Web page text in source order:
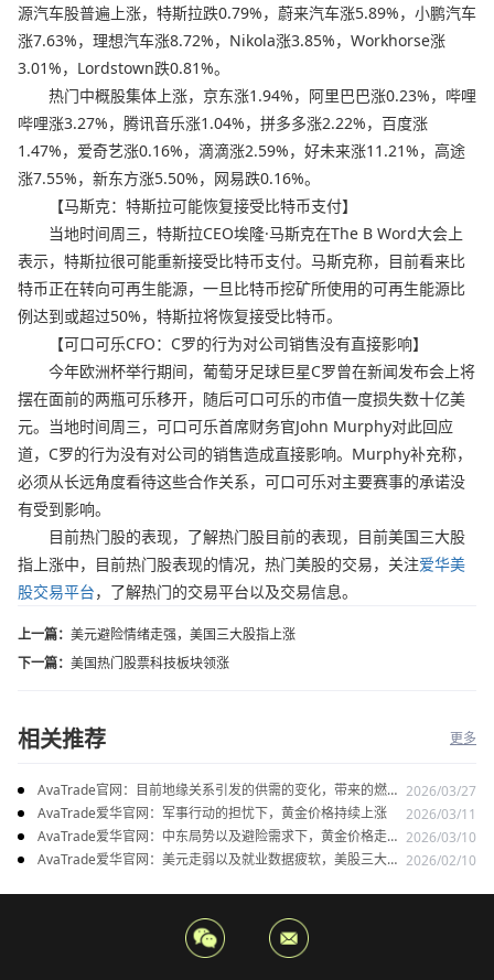
源汽车股普遍上涨，特斯拉跌0.79%，蔚来汽车涨5.89%，小鹏汽车
涨7.63%，理想汽车涨8.72%，Nikola涨3.85%，Workhorse涨
3.01%，Lordstown跌0.81%。
热门中概股集体上涨，京东涨1.94%，阿里巴巴涨0.23%，哔哩
哔哩涨3.27%，腾讯音乐涨1.04%，拼多多涨2.22%，百度涨
1.47%，爱奇艺涨0.16%，滴滴涨2.59%，好未来涨11.21%，高途
涨7.55%，新东方涨5.50%，网易跌0.16%。
【马斯克：特斯拉可能恢复接受比特币支付】
当地时间周三，特斯拉CEO埃隆·马斯克在The B Word大会上
表示，特斯拉很可能重新接受比特币支付。马斯克称，目前看来比
特币正在转向可再生能源，一旦比特币挖矿所使用的可再生能源比
例达到或超过50%，特斯拉将恢复接受比特币。
【可口可乐CFO：C罗的行为对公司销售没有直接影响】
今年欧洲杯举行期间，葡萄牙足球巨星C罗曾在新闻发布会上将
摆在面前的两瓶可乐移开，随后可口可乐的市值一度损失数十亿美
元。当地时间周三，可口可乐首席财务官John Murphy对此回应
道，C罗的行为没有对公司的销售造成直接影响。Murphy补充称，
必须从长远角度看待这些合作关系，可口可乐对主要赛事的承诺没
有受到影响。
目前热门股的表现，了解热门股目前的表现，目前美国三大股
指上涨中，目前热门股表现的情况，热门美股的交易，关注爱华美
股交易平台，了解热门的交易平台以及交易信息。
上一篇： 美元避险情绪走强，美国三大股指上涨
下一篇： 美国热门股票科技板块领涨
相关推荐 更多
AvaTrade官网：目前地缘关系引发的供需的变化，带来的燃料
油价格持续上涨
2026/03/27
AvaTrade爱华官网：军事行动的担忧下，黄金价格持续上涨
2026/03/11
AvaTrade爱华官网：中东局势以及避险需求下，黄金价格走势
稳健
2026/03/10
AvaTrade爱华官网：美元走弱以及就业数据疲软，美股三大指 2026/02/10